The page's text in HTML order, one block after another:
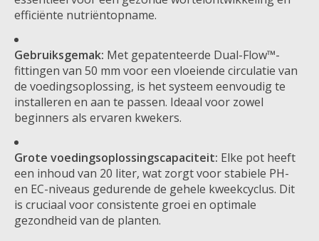
efficiënte nutriëntopname.
Gebruiksgemak: Met gepatenteerde Dual-Flow™-
fittingen van 50 mm voor een vloeiende circulatie van
de voedingsoplossing, is het systeem eenvoudig te
installeren en aan te passen. Ideaal voor zowel
beginners als ervaren kwekers.
Grote voedingsoplossingscapaciteit: Elke pot heeft
een inhoud van 20 liter, wat zorgt voor stabiele PH-
en EC-niveaus gedurende de gehele kweekcyclus. Dit
is cruciaal voor consistente groei en optimale
gezondheid van de planten.